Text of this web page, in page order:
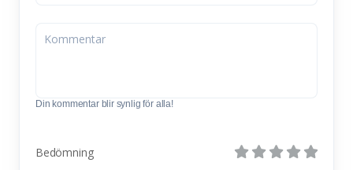
Din kommentar blir synlig för alla!
Bedömning